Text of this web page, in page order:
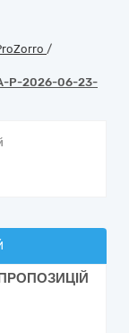
/
P-2026-06-23-